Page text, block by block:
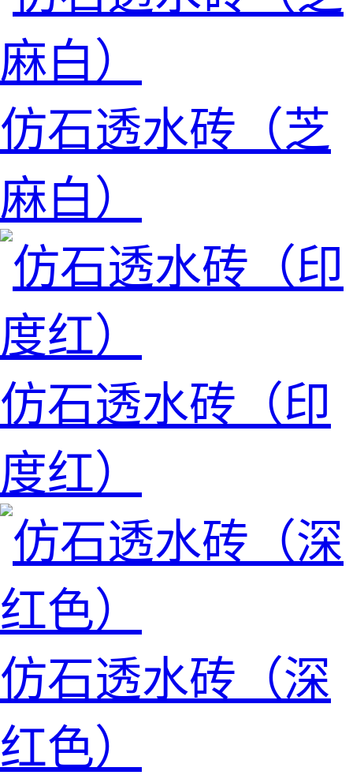
仿石透水砖（芝
麻白）
仿石透水砖（印
度红）
仿石透水砖（深
红色）